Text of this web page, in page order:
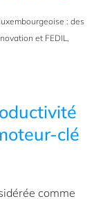
: des
et FEDIL,
clé
comme